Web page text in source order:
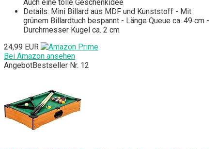
Auch eine tolle Geschenkidee
Details: Mini Billard aus MDF und Kunststoff - Mit
grünem Billardtuch bespannt - Länge Queue ca. 49 cm -
Durchmesser Kugel ca. 2 cm
24,99 EUR
Bei Amazon ansehen
AngebotBestseller Nr. 12